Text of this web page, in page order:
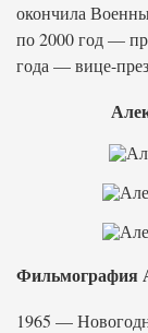
окончила
по 2000 год —
года — вице-
Фильмография
1965 —